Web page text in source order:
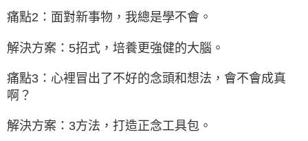
痛點2：面對新事物，我總是學不會。
解決方案：5招式，培養更強健的大腦。
痛點3：心裡冒出了不好的念頭和想法，會不會成真
啊？
解決方案：3方法，打造正念工具包。